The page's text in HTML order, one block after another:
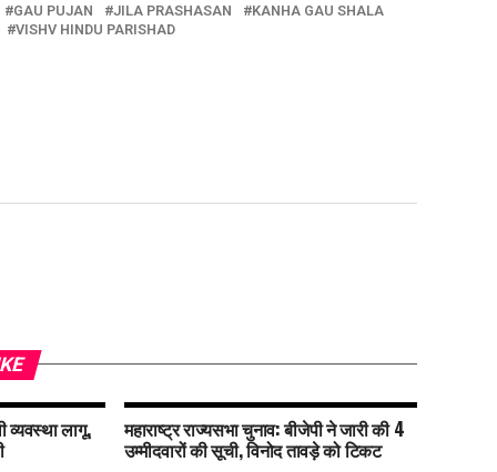
GAU PUJAN JILA PRASHASAN
KANHA GAU SHALA
VISHV HINDU PARISHAD
व्यवस्था लागू, महाराष्ट्र राज्यसभा चुनाव: बीजेपी ने जारी की 4
उम्मीदवारों की सूची, विनोद तावड़े को टिकट